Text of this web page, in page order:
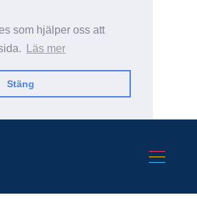
som hjälper oss att
Läs mer
Stäng